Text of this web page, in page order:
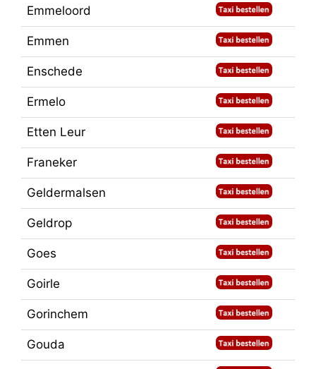
Emmeloord
Emmen
Enschede
Ermelo
Etten Leur
Franeker
Geldermalsen
Geldrop
Goes
Goirle
Gorinchem
Gouda